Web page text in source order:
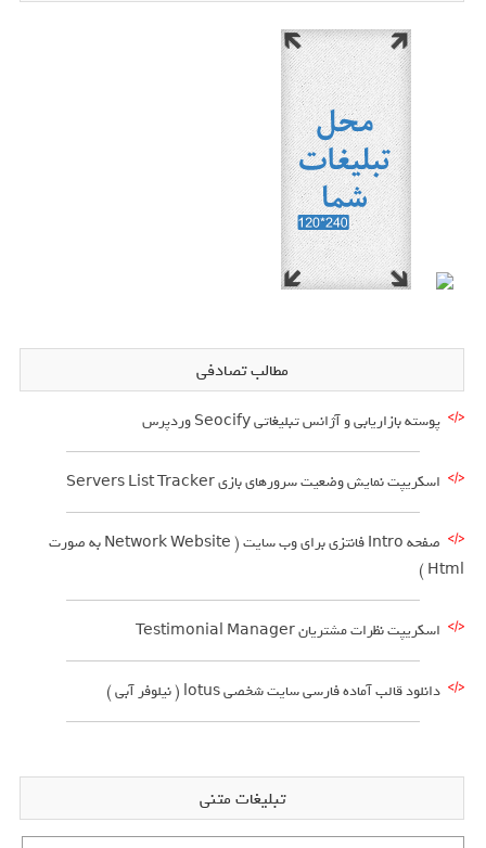
مطالب تصادفی
پوسته بازاریابی و آژانس تبلیغاتی Seocify وردپرس
اسکریپت نمایش وضعیت سرورهای بازی Servers List Tracker
صفحه Intro فانتزی برای وب سایت ( Network Website به صورت
Html )
اسکریپت نظرات مشتریان Testimonial Manager
دانلود قالب آماده فارسی سایت شخصی lotus ( نیلوفر آبی )
تبلیغات متنی